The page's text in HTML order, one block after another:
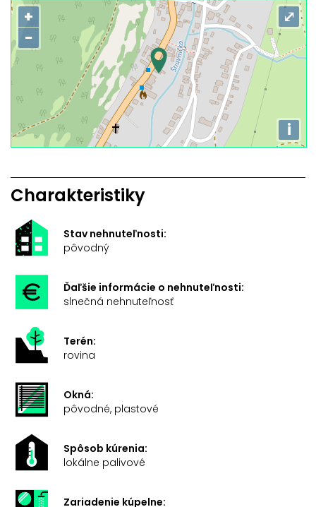
+
−
i
⤢
Charakteristiky
Stav nehnuteľnosti:
pôvodný
Ďaľšie informácie o nehnuteľnosti:
slnečná nehnuteľnosť
Terén:
rovina
Okná:
pôvodné, plastové
Spôsob kúrenia:
lokálne palivové
Zariadenie kúpelne: